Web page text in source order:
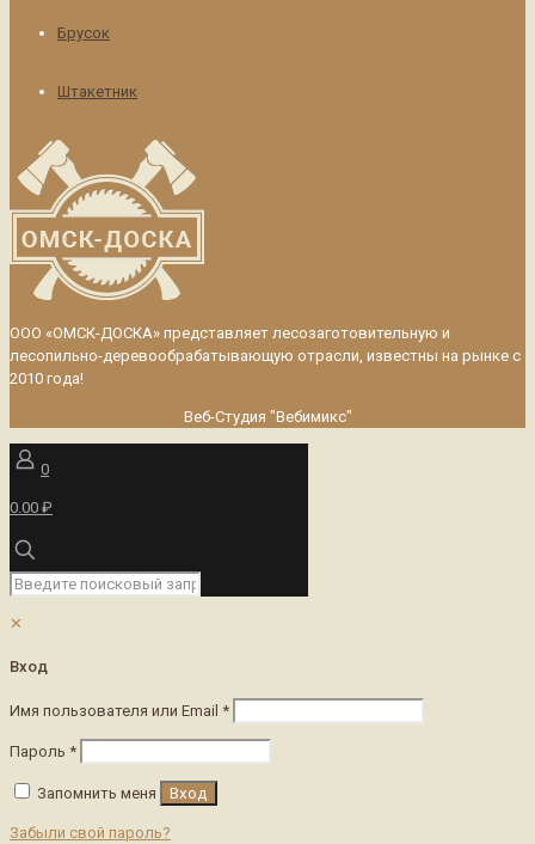
Брусок
Штакетник
ООО «ОМСК-ДОСКА» представляет лесозаготовительную и
лесопильно-деревообрабатывающую отрасли, известны на рынке с
2010 года!
Веб-Студия "Вебимикс"
0
0.00 ₽
✕
Вход
Имя пользователя или Email *
Пароль *
Запомнить меня Вход
Забыли свой пароль?